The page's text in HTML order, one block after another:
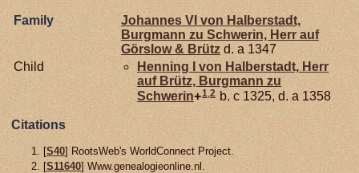
Family Johannes VI von Halberstadt,
Burgmann zu Schwerin, Herr auf
Görslow & Brütz d. a 1347
Child
Henning I von Halberstadt, Herr
auf Brütz, Burgmann zu
Schwerin+1,2 b. c 1325, d. a 1358
Citations
[S40] RootsWeb's WorldConnect Project.
[S11640] Www.genealogieonline.nl.